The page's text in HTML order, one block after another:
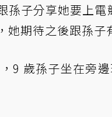
孫子分享她要上
期待之後跟孫子
9 歲孫子坐在旁